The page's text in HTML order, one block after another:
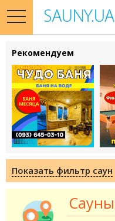
toggle
navigation
Рекомендуем
Показать фильтр саун